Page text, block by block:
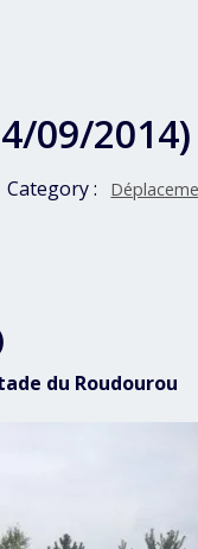
09/2014)
Category :
du Roudourou